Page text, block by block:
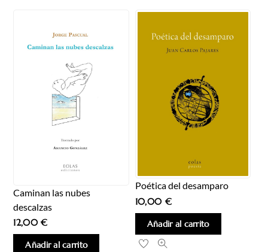
Caminan las nubes
descalzas
12,00€
Añadir al carrito
Poética del desamparo
10,00 €
Añadir al carrito